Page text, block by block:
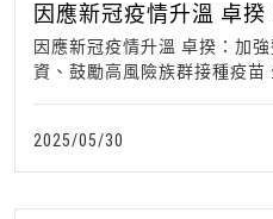
因應新冠疫情升溫 卓揆
能及防疫物資、鼓勵高
守護國人健康
因應新冠疫情升溫 卓揆：加
資、鼓勵高風險族群接種疫苗
2025/05/30